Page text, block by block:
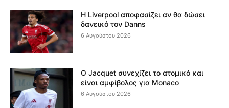
Η Liverpool αποφασίζει αν θα δώσει
δανεικό τον Danns
6 Αυγούστου 2026
Ο Jacquet συνεχίζει το ατομικό και
είναι αμφίβολος για Monaco
6 Αυγούστου 2026